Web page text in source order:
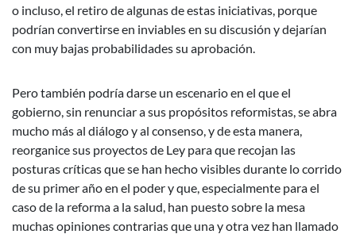
o incluso, el retiro de algunas de estas iniciativas, porque
podrían convertirse en inviables en su discusión y dejarían
con muy bajas probabilidades su aprobación.
Pero también podría darse un escenario en el que el
gobierno, sin renunciar a sus propósitos reformistas, se abra
mucho más al diálogo y al consenso, y de esta manera,
reorganice sus proyectos de Ley para que recojan las
posturas críticas que se han hecho visibles durante lo corrido
de su primer año en el poder y que, especialmente para el
caso de la reforma a la salud, han puesto sobre la mesa
muchas opiniones contrarias que una y otra vez han llamado